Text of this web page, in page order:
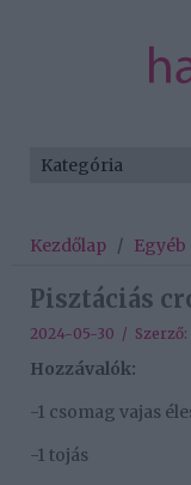
Kezdőlap / Egyéb
Pisztáciás
2024-05-30 / Szerző:
Hozzávalók:
-1 csomag vajas
-1 tojás